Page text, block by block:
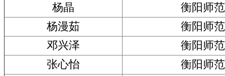
杨晶
衡阳师
杨漫茹
衡阳师
邓兴泽
衡阳师
张心怡
衡阳师